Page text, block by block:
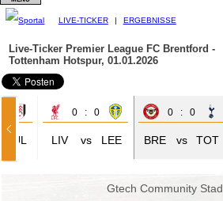
LIVE-TICKER | ERGEBNISSE
Live-Ticker Premier League FC Brentford -
Tottenham Hotspur, 01.01.2026
FUL
0 : 0
LIV vs LEE
0 : 0
BRE vs TOT
Gtech Community